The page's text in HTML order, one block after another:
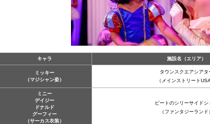
キャラ 施設名（エリア）
ミッキー
（マジシャン姿）
タウンスクエアシアタ
（メインストリートUSA
ミニー
デイジー
ドナルド
グーフィー
（サーカス衣装）
ピートのシリーサイドシ
（ファンタジーランド）